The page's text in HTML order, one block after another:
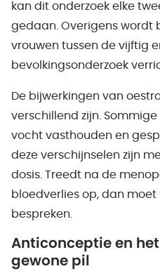
kan dit onderzoek elke
gedaan. Overigens wordt
vrouwen tussen de vijftig
bevolkingsonderzoek
De bijwerkingen van
verschillend zijn.
vocht vasthouden en
deze verschijnselen zijn
dosis. Treedt na de
bloedverlies op, dan
bespreken.
Anticonceptie en
gewone pil